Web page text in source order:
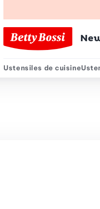
Menu
Ustensiles de cuisine